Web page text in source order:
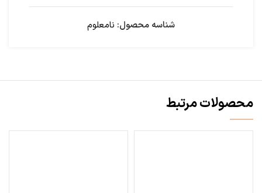
شناسه محصول: نامعلوم
محصولات مرتبط